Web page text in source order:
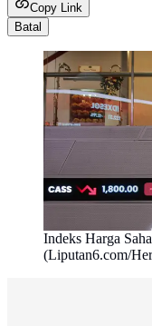
Copy Link
Batal
Indeks Harga
(Liputan6.com/